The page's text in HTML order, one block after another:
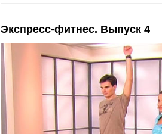
01:09:10
Экспресс-фитнес. Выпуск 4